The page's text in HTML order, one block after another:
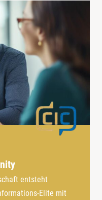
entsteht
Elite mit